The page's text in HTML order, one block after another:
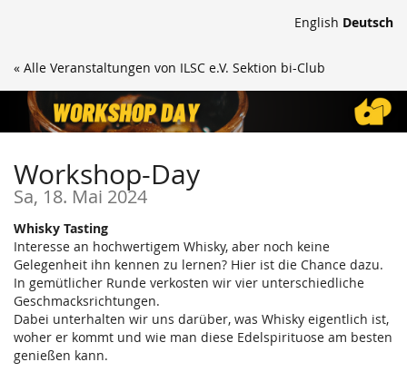
springen
English Deutsch
« Alle Veranstaltungen von ILSC e.V. Sektion bi-Club
Workshop-Day
Sa, 18. Mai 2024
Whisky Tasting
Interesse an hochwertigem Whisky, aber noch keine
Gelegenheit ihn kennen zu lernen? Hier ist die Chance dazu.
In gemütlicher Runde verkosten wir vier unterschiedliche
Geschmacksrichtungen.
Dabei unterhalten wir uns darüber, was Whisky eigentlich ist,
woher er kommt und wie man diese Edelspirituose am besten
genießen kann.